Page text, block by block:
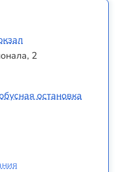
2
остановка